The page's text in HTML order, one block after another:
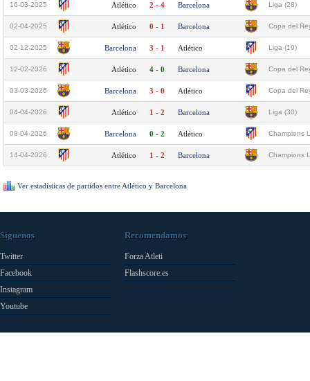
16-03-2025 Atlético 2 - 4 Barcelona Liga (28)
02-04-2025 Atlético 0 - 1 Barcelona Copa del
02-12-2025 Barcelona 3 - 1 Atlético Liga (19)
12-02-2026 Atlético 4 - 0 Barcelona Copa del
03-03-2026 Barcelona 3 - 0 Atlético Copa del
04-04-2026 Atlético 1 - 2 Barcelona Liga (30)
08-04-2026 Barcelona 0 - 2 Atlético Champions
14-04-2026 Atlético 1 - 2 Barcelona Champions
Ver estadísticas de partidos entre Atlético y Barcelona
Síguenos
Twitter
Facebook
Instagram
Youtube
Recomendamos
Forza Atleti
Flashscore.es